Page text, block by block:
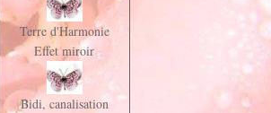
Terre d'Harmonie
Effet miroir
Bidi, canalisation